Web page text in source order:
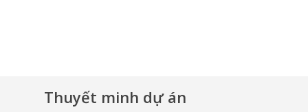
Thuyết minh dự án